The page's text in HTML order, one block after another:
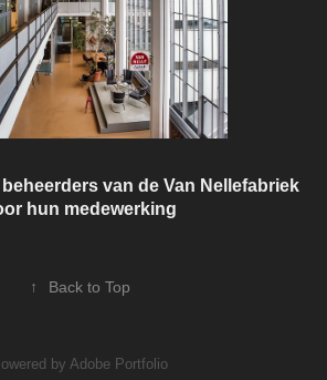
van de Van Nellefabriek
hun medewerking
↑ Back to Top
by Adobe Portfolio